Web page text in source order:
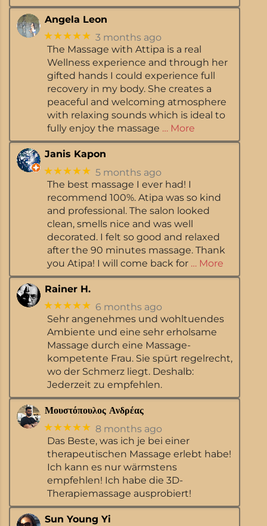
Angela Leon
★★★★★ 3 months ago
The Massage with Attipa is a real
Wellness experience and through her
gifted hands I could experience full
recovery in my body. She creates a
peaceful and welcoming atmosphere
with relaxing sounds which is ideal to
fully enjoy the massage … More
Janis Kapon
★★★★★ 5 months ago
The best massage I ever had! I
recommend 100%. Atipa was so kind
and professional. The salon looked
clean, smells nice and was well
decorated. I felt so good and relaxed
after the 90 minutes massage. Thank
you Atipa! I will come back for … More
Rainer H.
★★★★★ 6 months ago
Sehr angenehmes und wohltuendes
Ambiente und eine sehr erholsame
Massage durch eine Massage-
kompetente Frau. Sie spürt regelrecht,
wo der Schmerz liegt. Deshalb:
Jederzeit zu empfehlen.
Μουστόπουλος Ανδρέας
★★★★★ 8 months ago
Das Beste, was ich je bei einer
therapeutischen Massage erlebt habe!
Ich kann es nur wärmstens
empfehlen! Ich habe die 3D-
Therapiemassage ausprobiert!
Sun Young Yi